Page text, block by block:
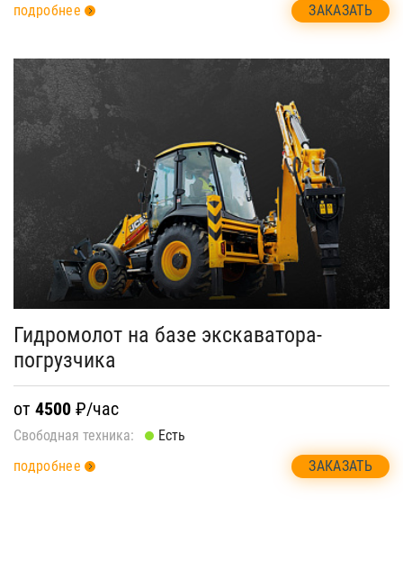
подробнее
ЗАКАЗАТЬ
Гидромолот на базе экскаватора-
погрузчика
от 4500 ₽/час
Свободная техника:
Есть
подробнее
ЗАКАЗАТЬ